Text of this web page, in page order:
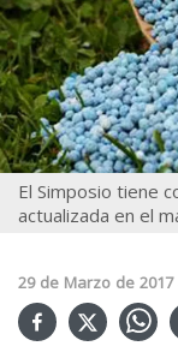
El Simposio tiene
actualizada en el
29 de Marzo de 2017